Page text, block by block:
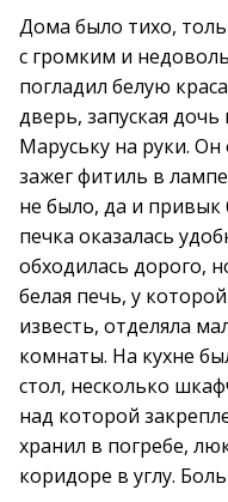
Дома было тихо,
с громким и
погладил белую
дверь, запуская
Маруську на руки.
зажег фитиль в
не было, да и привык
печка оказалась
обходилась дорого,
белая печь, у
известь, отделяла
комнаты. На кухне
стол, несколько
над которой
хранил в погребе,
коридоре в углу.